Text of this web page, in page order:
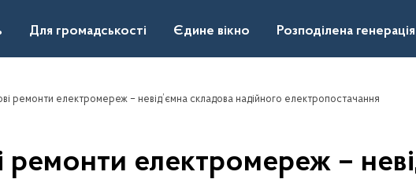
Для громадськості Єдине вікно Розподілена генерація
ремонти електромереж – невід’ємна складова надійного електропостачання
ремонти електромереж –